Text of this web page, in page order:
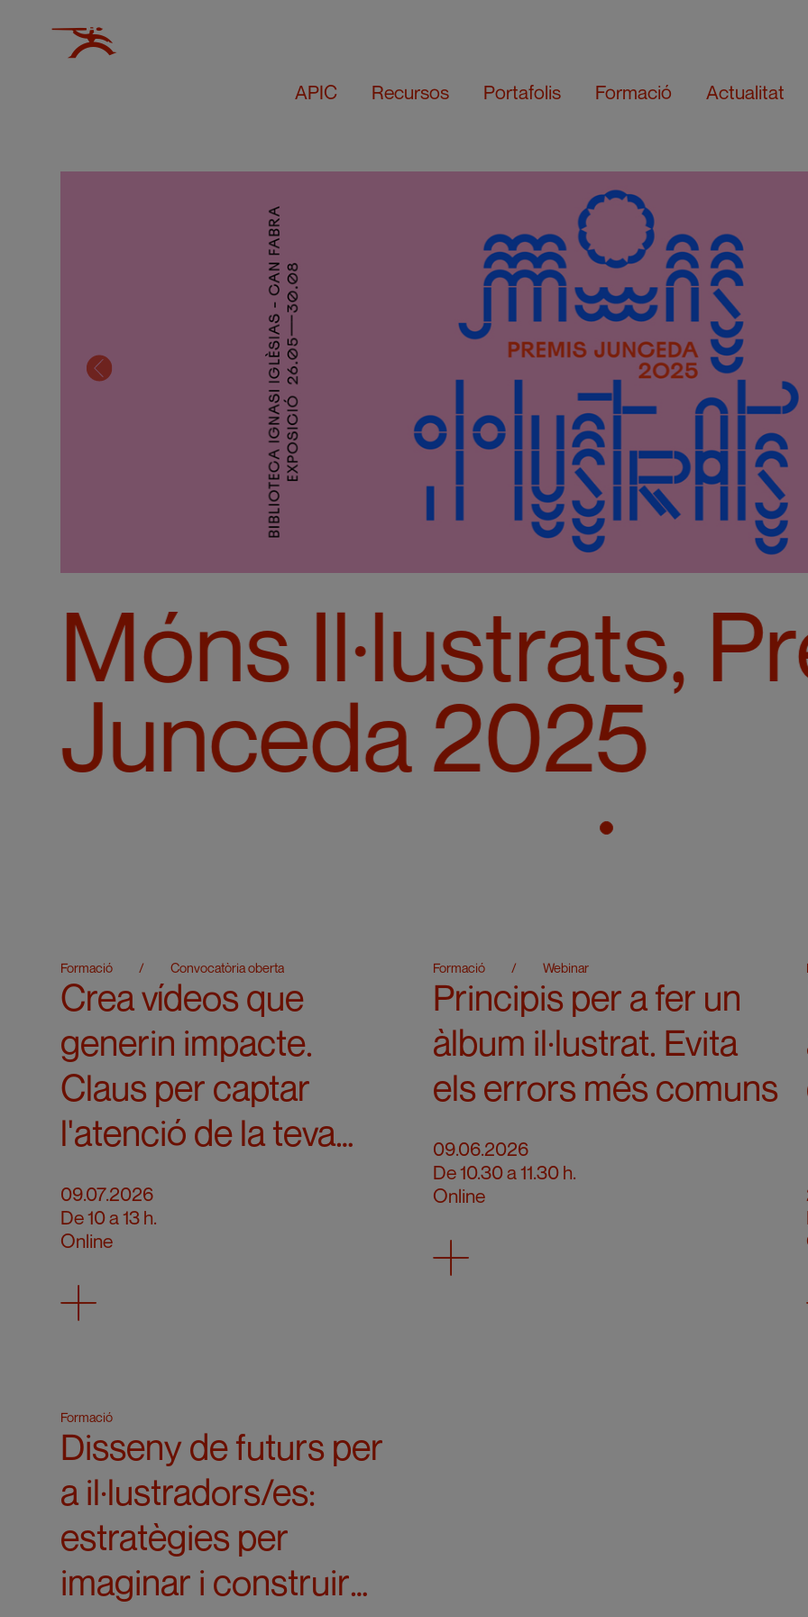
APIC Recursos Portafolis Formació Actualitat
Móns Il·lustrats,
Junceda 2025
Formació / Convocatòria oberta
Crea vídeos que
generin impacte.
Claus per captar
l'atenció de la teva
audiència en 60
segons
09.07.2026
De 10 a 13 h.
Online
Formació / Webinar
Principis per a fer un
àlbum il·lustrat. Evita
els errors més comuns
09.06.2026
De 10.30 a 11.30 h.
Online
Formació
Disseny de futurs per
a il·lustradors/es:
estratègies per
imaginar i construir